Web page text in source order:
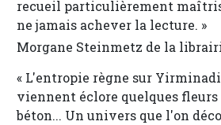
recueil particulièrement
ne jamais achever la lecture. »
Morgane Steinmetz de la
« L'entropie règne sur
viennent éclore quelques
béton... Un univers que l'on